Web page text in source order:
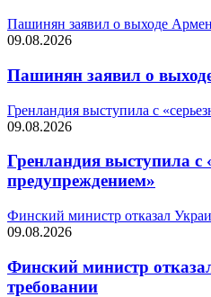
Пашинян заявил о выходе
09.08.2026
Пашинян заявил о
Гренландия выступила с
09.08.2026
Гренландия выступила с
предупреждением»
Финский министр отказал
09.08.2026
Финский министр
требовании